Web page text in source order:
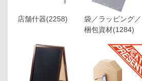
店舗什器(2258)
袋／ラッピング／
梱包資材(1284)